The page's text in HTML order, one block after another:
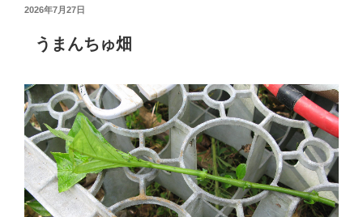
投
2026年7月27日
うまんちゅ畑